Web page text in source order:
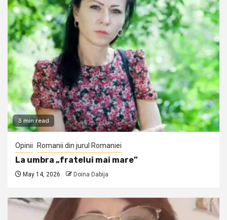
3 min read
Opinii Romanii din jurul Romaniei
La umbra „fratelui mai mare”
May 14, 2026 Doina Dabija